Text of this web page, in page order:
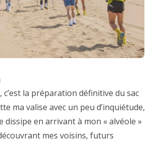
la préparation définitive du sac
ma valise avec un peu d’inquiétude,
dissipe en arrivant à mon « alvéole »
mes voisins, futurs